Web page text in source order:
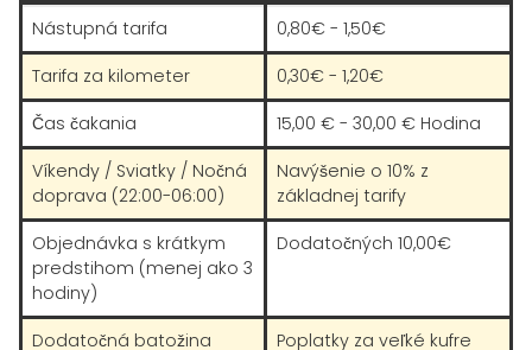
Nástupná tarifa
0,80€ - 1,50€
Tarifa za kilometer
0,30€ - 1,20€
Čas čakania
15,00 € - 30,00 € Hodina
Víkendy / Sviatky / Nočná
doprava (22:00-06:00)
Navýšenie o 10% z
základnej tarify
Objednávka s krátkym
predstihom (menej ako 3
hodiny)
Dodatočných 10,00€
Dodatočná batožina
Poplatky za veľké kufre